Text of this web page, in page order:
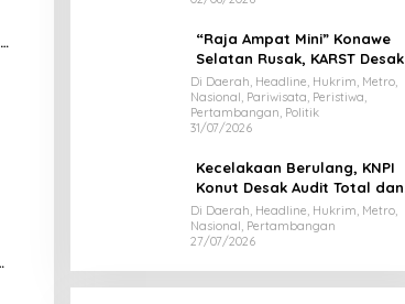
“Raja Ampat Mini” Konawe
Selatan Rusak, KARST Desak
Gubernur Evaluasi Total
Dispar Sultra
Di Daerah, Headline, Hukrim, Metro,
Nasional, Pariwisata, Peristiwa,
Pertambangan, Politik
31/07/2026
Kecelakaan Berulang, KNPI
Konut Desak Audit Total dan
Hentikan Hauling PT SPL
Di Daerah, Headline, Hukrim, Metro,
Nasional, Pertambangan
27/07/2026